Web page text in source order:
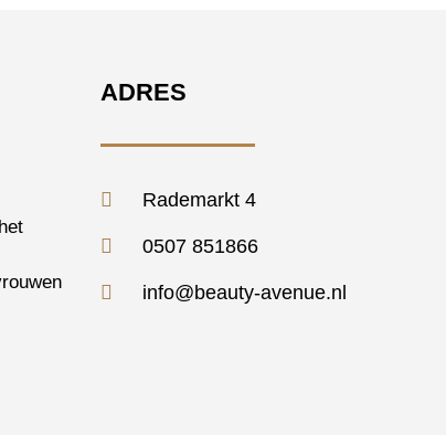
ADRES
Rademarkt 4
0507 851866
info@beauty-avenue.nl